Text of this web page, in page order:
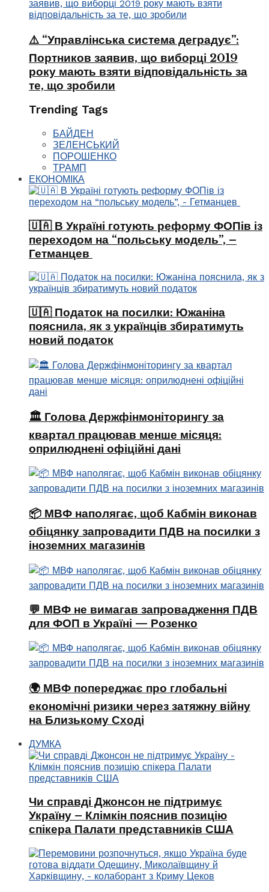
⚠️ “Управлінська система деградує”:
Портников заявив, що виборці 2019
року мають взяти відповідальність за
те, що зробили
Trending Tags
БАЙДЕН
ЗЕЛЕНСЬКИЙ
ПОРОШЕНКО
ТРАМП
ЕКОНОМІКА
🇺🇦 В Україні готують реформу ФОПів із
переходом на “польську модель”, –
Гетманцев
🇺🇦 Податок на посилки: Южаніна
пояснила, як з українців збиратимуть
новий податок
🏛 Голова Держфінмоніторингу за
квартал працював менше місяця:
оприлюднені офіційні дані
📦 МВФ наполягає, щоб Кабмін виконав
обіцянку запровадити ПДВ на посилки з
іноземних магазинів
💬 МВФ не вимагав запровадження ПДВ
для ФОП в Україні — Розенко
🌍 МВФ попереджає про глобальні
економічні ризики через затяжну війну
на Близькому Сході
ДУМКА
Чи справді Джонсон не підтримує
Україну – Клімкін пояснив позицію
спікера Палати представників США